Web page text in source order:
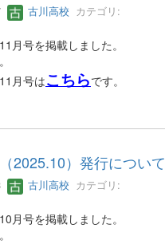
古川高校 カテゴリ:
月号を掲載しました。
月号はこちらです。
2025.10）発行について
古川高校 カテゴリ:
月号を掲載しました。